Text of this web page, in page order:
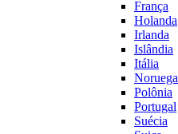
França
Holanda
Irlanda
Islândia
Itália
Noruega
Polônia
Portugal
Suécia